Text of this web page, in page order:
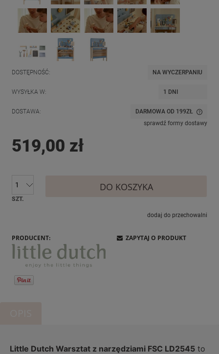
DOSTĘPNOŚĆ: NA WYCZERPANIU
WYSYŁKA W: 1 DNI
DOSTAWA: DARMOWA OD 199ZŁ
sprawdź formy dostawy
519,00 zł
SZT.
DO KOSZYKA
dodaj do przechowalni
PRODUCENT: ZAPYTAJ O PRODUKT
Little Dutch Warsztat z narzędziami FSC LD2545 to